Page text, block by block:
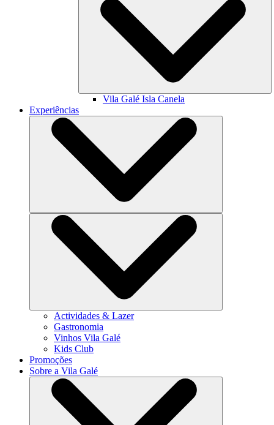
Vila Galé Isla Canela
Experiências
Actividades & Lazer
Gastronomia
Vinhos Vila Galé
Kids Club
Promoções
Sobre a Vila Galé